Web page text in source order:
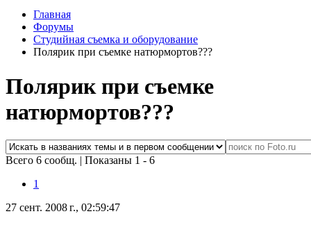
Главная
Форумы
Студийная съемка и оборудование
Полярик при съемке натюрмортов???
Полярик при съемке
натюрмортов???
Всего 6 сообщ. | Показаны 1 - 6
1
27 сент. 2008 г., 02:59:47